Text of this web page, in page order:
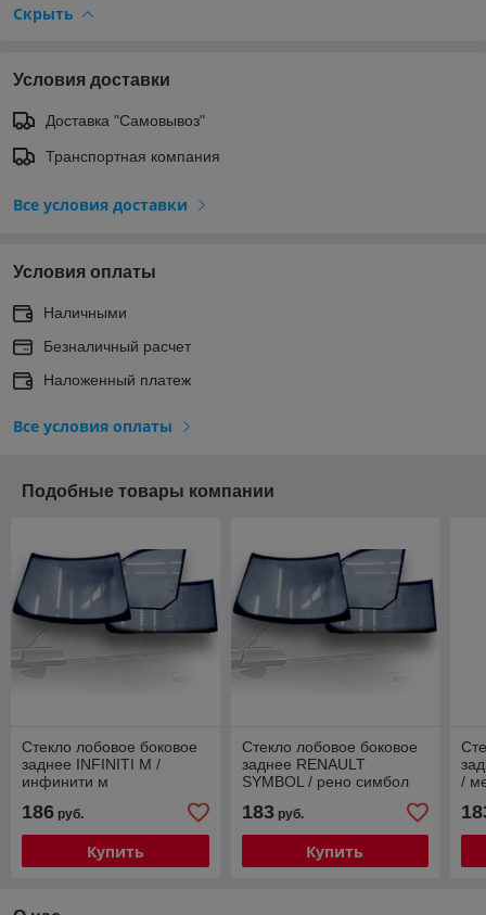
Скрыть
Условия доставки
Доставка "Самовывоз"
Транспортная компания
Все условия доставки
Условия оплаты
Наличными
Безналичный расчет
Наложенный платеж
Все условия оплаты
Подобные товары компании
Стекло лобовое боковое
заднее INFINITI M /
инфинити м
186 руб.
Купить
Стекло лобовое боковое
заднее RENAULT
SYMBOL / рено симбол
183руб.
Купить
/